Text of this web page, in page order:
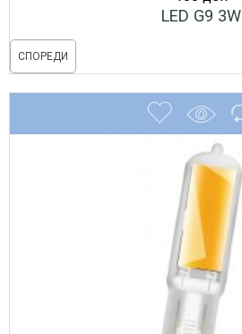
LED G9 3W
СПОРЕДИ